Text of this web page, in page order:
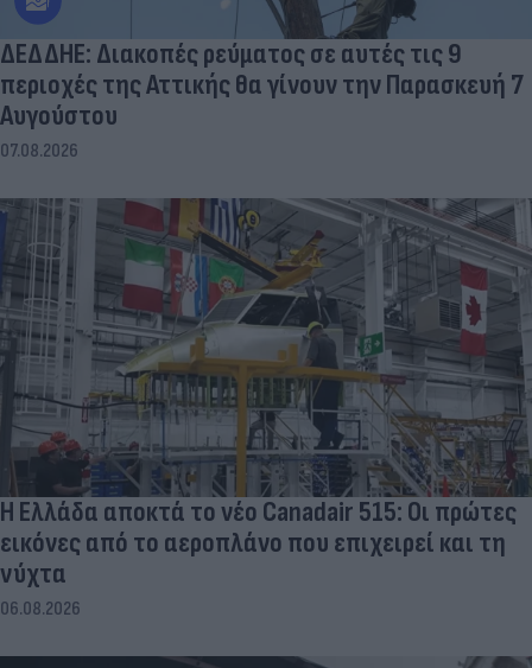
ΔΕΔΔΗΕ: Διακοπές ρεύματος σε αυτές τις 9
περιοχές της Αττικής θα γίνουν την Παρασκευή 7
Αυγούστου
07.08.2026
Η Ελλάδα αποκτά το νέο Canadair 515: Οι πρώτες
εικόνες από το αεροπλάνο που επιχειρεί και τη
νύχτα
06.08.2026